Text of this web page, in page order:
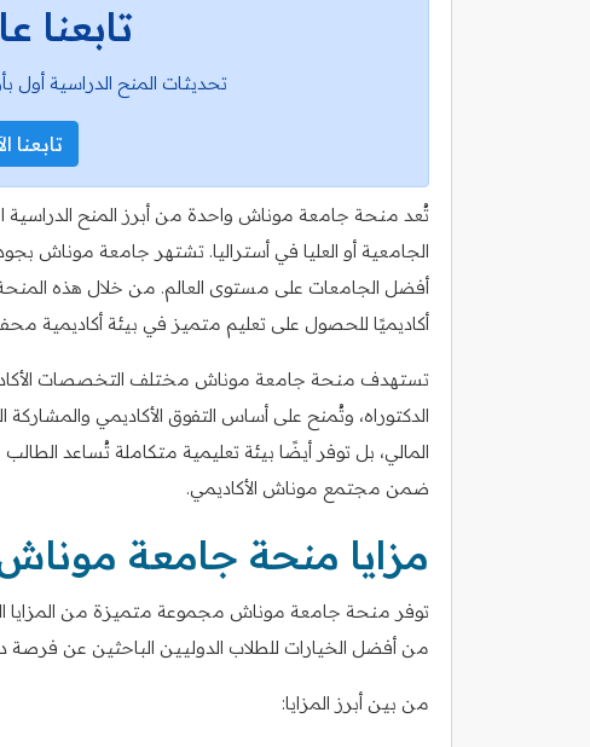
تابعنا
تحديثات المنح الدراسية أول
تابعنا
تُعد منحة جامعة موناش واحدة من أبرز المنح الدراسية
الجامعية أو العليا في أستراليا. تشتهر جامعة موناش
أفضل الجامعات على مستوى العالم. من خلال هذه
أكاديميًا للحصول على تعليم متميز في بيئة أكاديمية
تستهدف منحة جامعة موناش مختلف التخصصات
الدكتوراه، وتُمنح على أساس التفوق الأكاديمي
المالي، بل توفر أيضًا بيئة تعليمية متكاملة تُساعد
ضمن مجتمع موناش الأكاديمي.
مزايا منحة جامعة
توفر منحة جامعة موناش مجموعة متميزة من المزايا
من أفضل الخيارات للطلاب الدوليين الباحثين عن فرصة
من بين أبرز المزايا: